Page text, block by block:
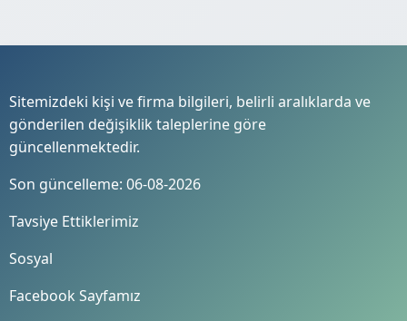
Sitemizdeki kişi ve firma bilgileri, belirli aralıklarda ve
gönderilen değişiklik taleplerine göre
güncellenmektedir.
Son güncelleme: 06-08-2026
Tavsiye Ettiklerimiz
Sosyal
Facebook Sayfamız